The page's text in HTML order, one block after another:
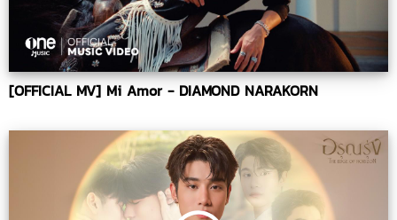
[OFFICIAL MV] Mi Amor - DIAMOND NARAKORN